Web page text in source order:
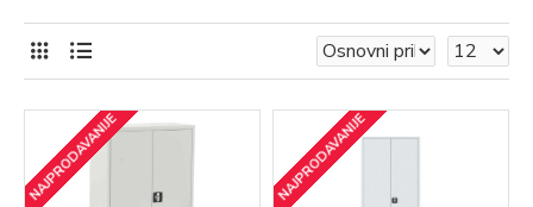
NAJPRODAVANIJE NAJPRODAVANIJE